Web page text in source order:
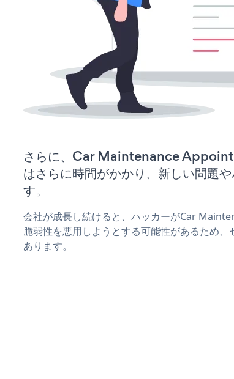
さらに、Car Maintenance
はさらに時間がかかり、新しい問題
す。
会社が成長し続けると、ハッカーがCar
脆弱性を悪用しようとする可能性があるため
あります。